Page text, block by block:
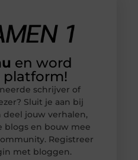
en word
platform!
schrijver of
Sluit je aan bij
jouw verhalen,
blogs en bouw mee
Registreer
met bloggen.